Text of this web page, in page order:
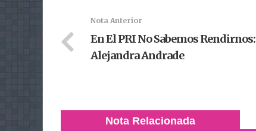
Nota Anterior
En El PRI No Sabemos Rendirnos:
Alejandra Andrade
Nota Relacionada